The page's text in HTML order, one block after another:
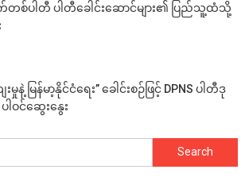
ပါတီ ပါတီခေါင်းဆောင်များ၏ ပြည်သူ့ထံသို့
မြန်မာ့နိုင်ငံရေး” ခေါင်းစဉ်ဖြင့် DPNS ပါတီဒု
ါဝင်ဆွေးနွေး
Search
for: